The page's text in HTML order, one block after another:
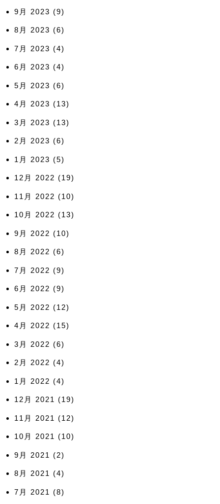
9月 2023 (9)
8月 2023 (6)
7月 2023 (4)
6月 2023 (4)
5月 2023 (6)
4月 2023 (13)
3月 2023 (13)
2月 2023 (6)
1月 2023 (5)
12月 2022 (19)
11月 2022 (10)
10月 2022 (13)
9月 2022 (10)
8月 2022 (6)
7月 2022 (9)
6月 2022 (9)
5月 2022 (12)
4月 2022 (15)
3月 2022 (6)
2月 2022 (4)
1月 2022 (4)
12月 2021 (19)
11月 2021 (12)
10月 2021 (10)
9月 2021 (2)
8月 2021 (4)
7月 2021 (8)